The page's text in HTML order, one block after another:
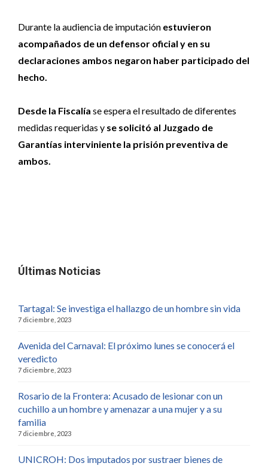
Durante la audiencia de imputación estuvieron
acompañados de un defensor oficial y en su
declaraciones ambos negaron haber participado del
hecho.
Desde la Fiscalía se espera el resultado de diferentes
medidas requeridas y se solicitó al Juzgado de
Garantías interviniente la prisión preventiva de
ambos.
Últimas Noticias
Tartagal: Se investiga el hallazgo de un hombre sin vida
7 diciembre, 2023
Avenida del Carnaval: El próximo lunes se conocerá el
veredicto
7 diciembre, 2023
Rosario de la Frontera: Acusado de lesionar con un
cuchillo a un hombre y amenazar a una mujer y a su
familia
7 diciembre, 2023
UNICROH: Dos imputados por sustraer bienes de